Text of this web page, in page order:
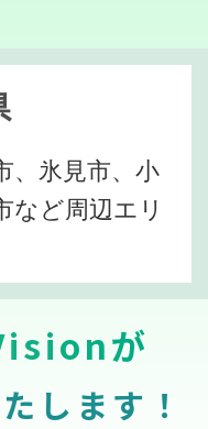
、氷見市、小
など周辺エリ
が
します！